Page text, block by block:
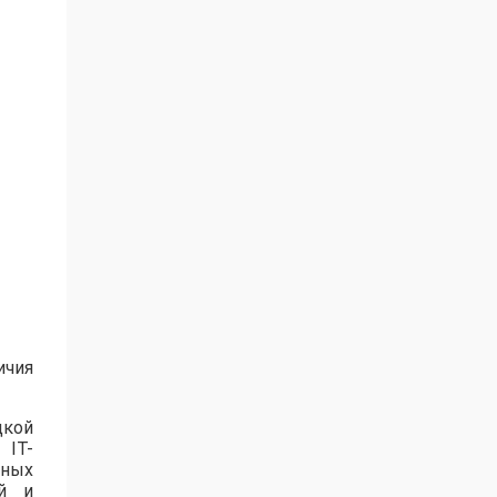
IT-
и